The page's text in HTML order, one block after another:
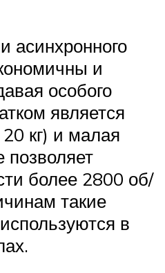
асинхронного
и
особого
является
кг) и малая
позволяет
более 2800 об/
такие
в